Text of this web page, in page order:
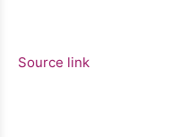
Source link